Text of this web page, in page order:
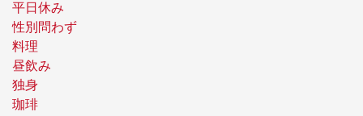
平日休み
性別問わず
料理
昼飲み
独身
珈琲